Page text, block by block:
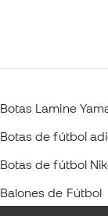
Botas Lamine
Botas de fútbol
Botas de fútbol
Balones de Fútbol